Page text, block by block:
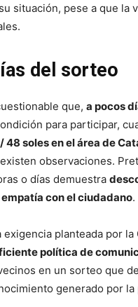
situación, pese a que
del sorteo
que, a pocos
para participar,
48 soles en el área de
observaciones.
o días demuestra
con el ciudadano.
exigencia planteada por la
política de
en un sorteo que
generado por